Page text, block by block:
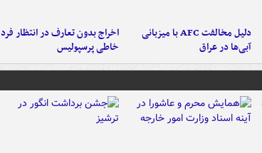
دلیل مخالفت AFC با میزبانی
آبی‌ها در عراق
اخراج بدون تعارف در انتظار فرد
خاطی پرسپولیس